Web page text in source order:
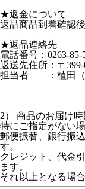
★返金について
返品商品到着確認
★返品連絡先
電話番号：0263-85-
返送先住所：〒
担当者 ：植田（
2） 商品のお届け時
特にご指定がない場
郵便振替、銀行振
す。
クレジット、代金
ます。
それ以上となる場